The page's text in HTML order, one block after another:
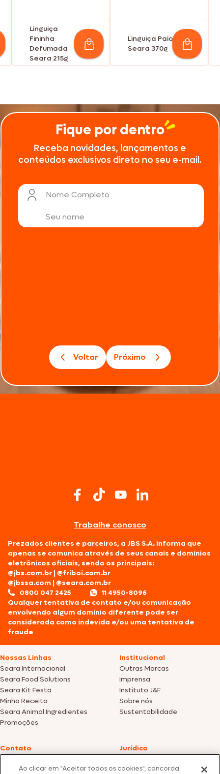
Linguiça
Fininha
Defumada
Seara 215g
Linguiça Paio
Seara 370g
Fique por dentro
Receba novidades, lançamentos e
conteúdos exclusivos direto no seu e-mail.
Nome Completo
Voltar Próximo
Trabalhe conosco
Prezados clientes e parceiros, a JBS S.A. informa que
apenas se comunica através de seus canais e domínios
eletrônicos oficiais, sendo os principais:
@jbs.com.br |@friboi.com.br
@jbssa.com |@seara.com.br
0800 047 2425
11 4950-8096
Qualquer tentativa de contato e/ou comunicação
envolvendo algum domínio diferente pode ser
considerada como indevida e/ou uma tentativa de
fraude
Nossas Linhas
Seara Internacional
Seara Food Solutions
Seara Kit Festa
Minha Receita
Seara Animal Ingredientes
Promoções
Institucional
Outras Marcas
Imprensa
Instituto J&F
Sobre nós
Sustentabilidade
Contato
SAC: +55 0800 047 2425
Jurídico
Política de privacidade
Ao clicar em "Aceitar todos os cookies", concorda